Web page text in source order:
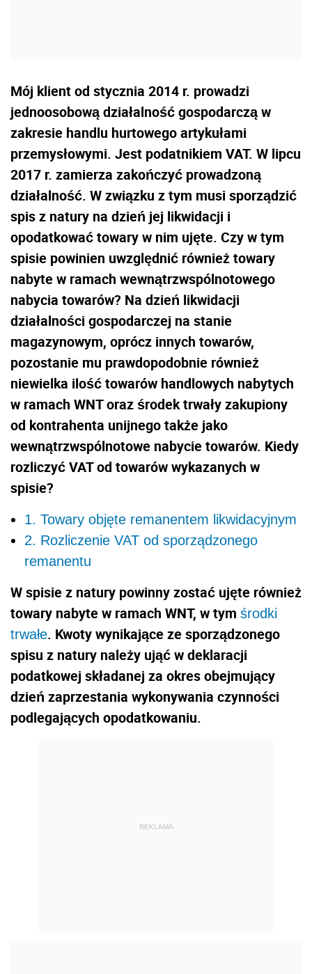
Mój klient od stycznia 2014 r. prowadzi
jednoosobową działalność gospodarczą w
zakresie handlu hurtowego artykułami
przemysłowymi. Jest podatnikiem VAT. W lipcu
2017 r. zamierza zakończyć prowadzoną
działalność. W związku z tym musi sporządzić
spis z natury na dzień jej likwidacji i
opodatkować towary w nim ujęte. Czy w tym
spisie powinien uwzględnić również towary
nabyte w ramach wewnątrzwspólnotowego
nabycia towarów? Na dzień likwidacji
działalności gospodarczej na stanie
magazynowym, oprócz innych towarów,
pozostanie mu prawdopodobnie również
niewielka ilość towarów handlowych nabytych
w ramach WNT oraz środek trwały zakupiony
od kontrahenta unijnego także jako
wewnątrzwspólnotowe nabycie towarów. Kiedy
rozliczyć VAT od towarów wykazanych w
spisie?
1. Towary objęte remanentem likwidacyjnym
2. Rozliczenie VAT od sporządzonego
remanentu
W spisie z natury powinny zostać ujęte również
towary nabyte w ramach WNT, w tym środki
trwałe. Kwoty wynikające ze sporządzonego
spisu z natury należy ująć w deklaracji
podatkowej składanej za okres obejmujący
dzień zaprzestania wykonywania czynności
podlegających opodatkowaniu.
REKLAMA